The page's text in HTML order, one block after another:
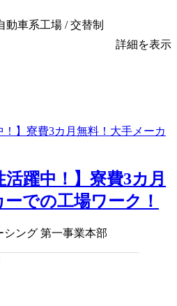
動車系工場 / 交替制
詳細を表示
活躍中！】寮費3カ月
での工場ワーク！
ング 第一事業本部